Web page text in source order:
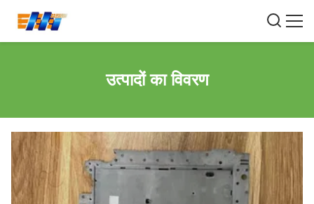
उत्पादों का विवरण